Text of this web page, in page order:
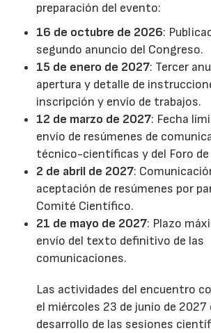
preparación del evento:
16 de octubre de 2026:
segundo anuncio del Congreso.
15 de enero de 2027: Tercer
apertura y detalle de
inscripción y envío de trabajos.
12 de marzo de 2027: Fecha
envío de resúmenes de
técnico-científicas y del Foro
2 de abril de 2027:
aceptación de resúmenes por
Comité Científico.
21 de mayo de 2027: Plazo
envío del texto definitivo de las
comunicaciones.
Las actividades del encuentro
el miércoles 23 de junio de 2027
desarrollo de las sesiones